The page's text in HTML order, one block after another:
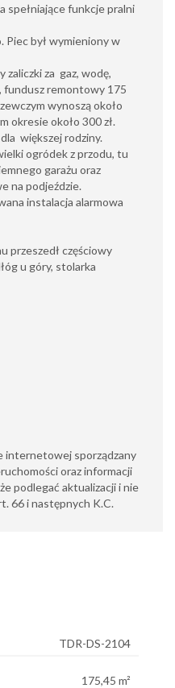
spełniające funkcje pralni
Piec był wymieniony w
zaliczki za gaz, wodę,
fundusz remontowy 175
wynoszą około
okresie około 300 zł.
większej rodziny.
ogródek z przodu, tu
garażu oraz
na podjeździe.
instalacja alarmowa
przeszedł częściowy
u góry, stolarka
internetowej sporządzany
oraz informacji
podlegać aktualizacji i nie
66 i następnych K.C.
TDR-DS-2104
175,45 m²